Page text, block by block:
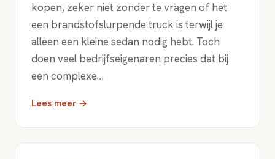
kopen, zeker niet zonder te vragen of het
een brandstofslurpende truck is terwijl je
alleen een kleine sedan nodig hebt. Toch
doen veel bedrijfseigenaren precies dat bij
een complexe…
Lees meer →